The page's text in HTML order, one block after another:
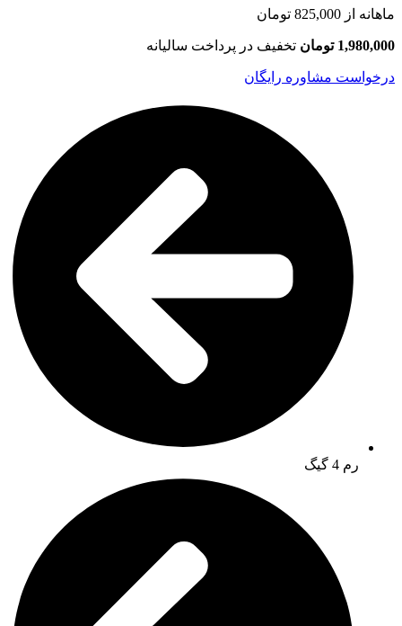
ماهانه از 825,000 تومان
1,980,000 تومان تخفیف در پرداخت سالیانه
درخواست مشاوره رایگان
رم 4 گیگ